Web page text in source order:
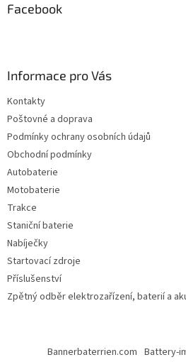
Facebook
Informace pro Vás
Kontakty
Poštovné a doprava
Podmínky ochrany osobních údajů
Obchodní podmínky
Autobaterie
Motobaterie
Trakce
Staniční baterie
Nabíječky
Startovací zdroje
Příslušenství
Zpětný odběr elektrozařízení, baterií a
Bannerbaterrien.com Battery-